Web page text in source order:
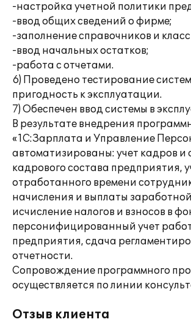
-настройка учетной политики
-ввод общих сведений о фирме;
-заполнение справочников и
-ввод начальных остатков;
-работа с отчетами.
6) Проведено тестирование
пригодность к эксплуатации.
7) Обеспечен ввод системы в
В результате внедрения
«1С:Зарплата и Управление
автоматизированы: учет кадров и
кадрового состава предприятия,
отработанного времени
начисления и выплаты
исчисление налогов и взносов в
персонифицированный учет
предприятия, сдача
отчетности.
Сопровождение программного
осуществляется по линии
Отзыв клиента